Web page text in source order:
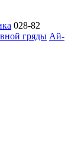
028-82
гряды Ай-